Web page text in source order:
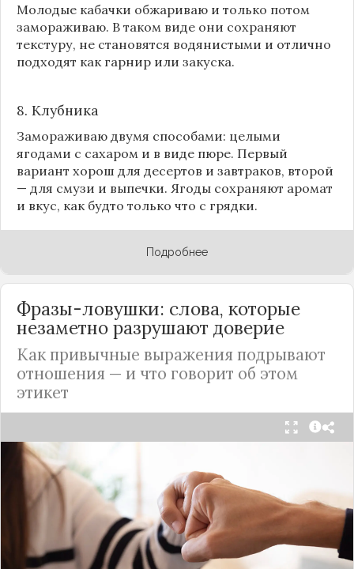
Молодые кабачки обжариваю и только потом
замораживаю. В таком виде они сохраняют
текстуру, не становятся водянистыми и отлично
подходят как гарнир или закуска.
8. Клубника
Замораживаю двумя способами: целыми
ягодами с сахаром и в виде пюре. Первый
вариант хорош для десертов и завтраков, второй
— для смузи и выпечки. Ягоды сохраняют аромат
и вкус, как будто только что с грядки.
Подробнее
Фразы-ловушки: слова, которые
незаметно разрушают доверие
Как привычные выражения подрывают
отношения — и что говорит об этом
этикет
Мы часто думаем, что доверие рушится из-за
серьёзных предательств. Но на самом деле оно
трещит по швам гораздо раньше — в момент,
когда в разговоре звучит невинная на первый
взгляд фраза. Подробнее об этом рассказывает
«Этикет и психология общения» на Дзене.